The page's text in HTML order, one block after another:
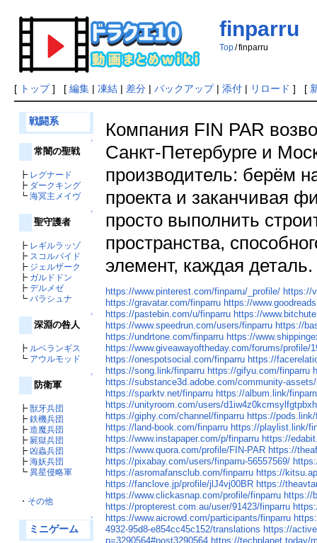
finparru
Top /finparru
[ トップ] [ 編集| 凍結| 差分| バックアップ| 添付| リロード ] [
戦闘系
↑
常闇の聖戦
┣ レグナード
┣ ダークキング
┗ 海冥主メイヴ
↑
聖守護者
┣ レギルラッゾ
┣ スコルパイド
┣ ジェルザーク
┣ ガルドドン
┣ デルメゼ
┗ バラシュナ
↑
深淵の咎人
┣ ルベランギス
┗ アウルモッド
↑
防衛軍
┣ 獣牙兵団
┣ 鉄機兵団
┣ 造魔兵団
┣ 屍獄兵団
┣ 凶蟲兵団
┣ 海妖兵団
┗ 異星侵略軍
・ その他
↑
ミニゲーム
Компания FIN PAR
Санкт‑Петербурге и
производитель: берём
проекта и заканчивая
просто выполнить
пространства,
элемент, каждая
https://www.pinterest.com/finparru/_profile/ https://
https://gravatar.com/finparru https://
https://pastebin.com/u/finparru https://
https://www.speedrun.com/users/finparru https://
https://undrtone.com/finparru https://
https://www.giveawayoftheday.com/forums/profile/
https://onespotsocial.com/finparru https://
https://song.link/finparru https://gifyu.com/finparru
https://substance3d.adobe.com/community-
https://sparktv.net/finparru https://album.link/
https://unityroom.com/users/d1iw4z0kcmsylfgtpbxh
https://giphy.com/channel/finparru https://
https://land-book.com/finparru https://playlist.link/
https://www.instapaper.com/p/finparru https://
https://www.quora.com/profile/FIN-PAR https://
https://pixabay.com/users/finparru-56557569/
https://asromafansclub.com/finparru https://
https://fanclove.jp/profile/jlJ4vj00BR https://
https://www.clickasnap.com/profile/finparru https://
https://propterest.com.au/user/91423/finparru
https://www.aicrowd.com/participants/finparru
4932-95d8-e854cc45c152/translations https://
p=3290564#post3290564 https://techplanet.today/